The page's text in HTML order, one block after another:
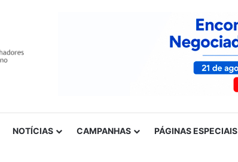
NOTÍCIAS CAMPANHAS PÁGINAS ESPECIAIS